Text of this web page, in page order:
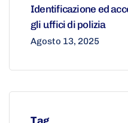
Identificazione ed
gli uffici di polizia
Agosto 13, 2025